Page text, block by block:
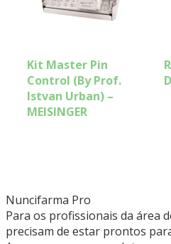
Kit Master Pin
Control (By Prof.
Istvan Urban) –
MEISINGER
Nuncifarma Pro
Para os profissionais da área
precisam de estar prontos